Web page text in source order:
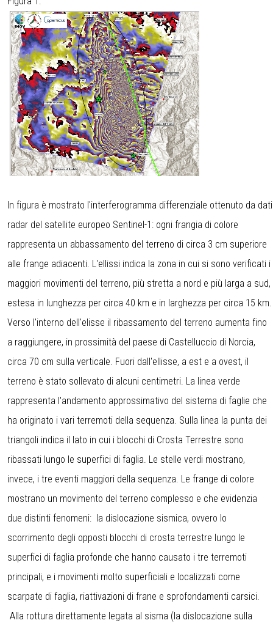
In figura è mostrato l'interferogramma differenziale ottenuto da dati
radar del satellite europeo Sentinel-1: ogni frangia di colore
rappresenta un abbassamento del terreno di circa 3 cm superiore
alle frange adiacenti. L'ellissi indica la zona in cui si sono verificati i
maggiori movimenti del terreno, più stretta a nord e più larga a sud,
estesa in lunghezza per circa 40 km e in larghezza per circa 15 km.
Verso l'interno dell'elisse il ribassamento del terreno aumenta fino
a raggiungere, in prossimità del paese di Castelluccio di Norcia,
circa 70 cm sulla verticale. Fuori dall'ellisse, a est e a ovest, il
terreno è stato sollevato di alcuni centimetri. La linea verde
rappresenta l'andamento approssimativo del sistema di faglie che
ha originato i vari terremoti della sequenza. Sulla linea la punta dei
triangoli indica il lato in cui i blocchi di Crosta Terrestre sono
ribassati lungo le superfici di faglia. Le stelle verdi mostrano,
invece, i tre eventi maggiori della sequenza. Le frange di colore
mostrano un movimento del terreno complesso e che evidenzia
due distinti fenomeni: la dislocazione sismica, ovvero lo
scorrimento degli opposti blocchi di crosta terrestre lungo le
superfici di faglia profonde che hanno causato i tre terremoti
principali, e i movimenti molto superficiali e localizzati come
scarpate di faglia, riattivazioni di frane e sprofondamenti carsici.
Alla rottura direttamente legata al sisma (la dislocazione sulla